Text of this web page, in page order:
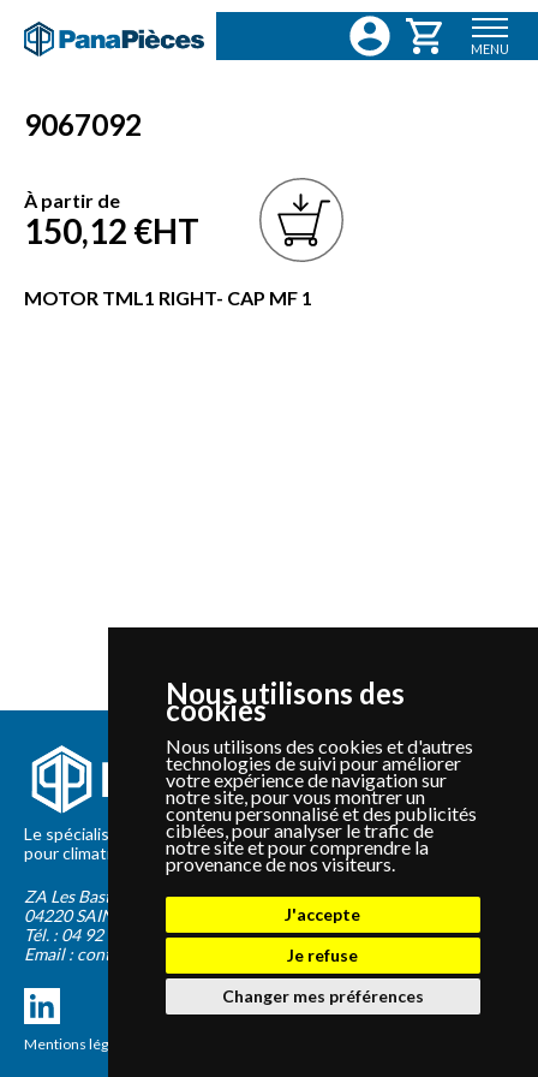
Nous utilisons des
cookies
Nous utilisons des cookies et d'autres
technologies de suivi pour améliorer
votre expérience de navigation sur
notre site, pour vous montrer un
contenu personnalisé et des publicités
ciblées, pour analyser le trafic de
notre site et pour comprendre la
provenance de nos visiteurs.
J'accepte
Je refuse
Changer mes préférences
MENU
9067092
À partir de
150,12 €HT
MOTOR TML1 RIGHT- CAP MF 1
Le spécialiste depuis 2012 de la vente de pièces détachées
pour climatisation et Pompe à Chaleur Panasonic et Sanyo
ZA Les Bastides Blanches
04220 SAINTE-TULLE
Tél. : 04 92 75 89 55
Email : contact@panapieces.com
Mentions légales